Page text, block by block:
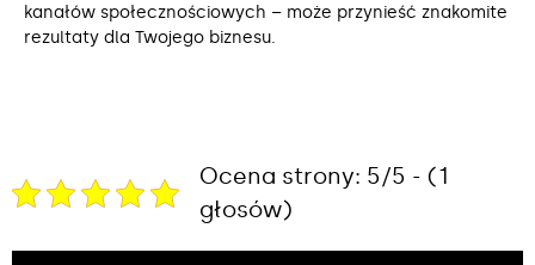
kanałów społecznościowych – może przynieść znakomite
rezultaty dla Twojego biznesu.
Ocena strony: 5/5 - (1
głosów)